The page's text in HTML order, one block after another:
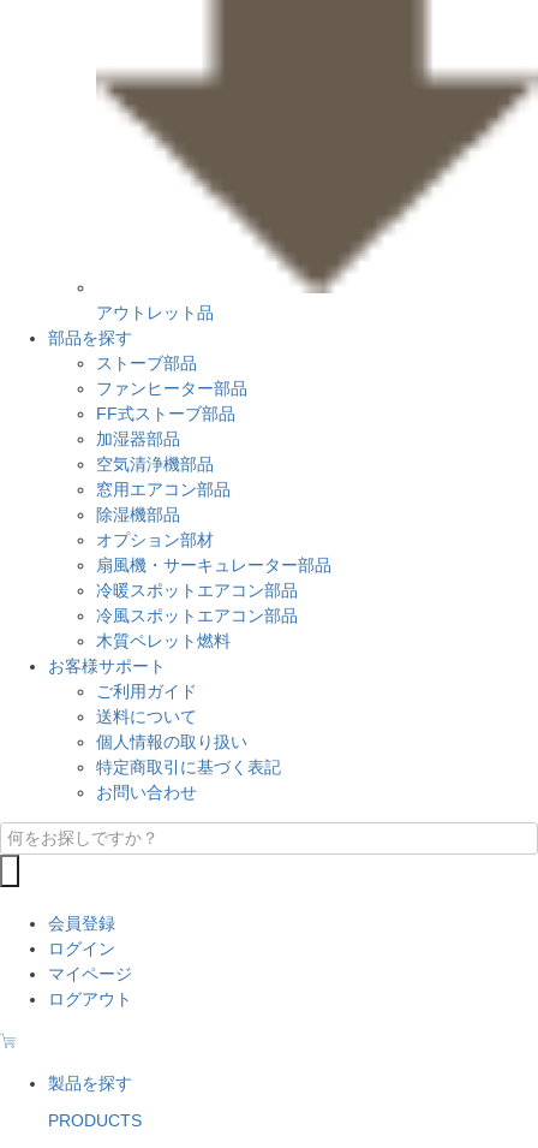
アウトレット品
部品を探す
ストーブ部品
ファンヒーター部品
FF式ストーブ部品
加湿器部品
空気清浄機部品
窓用エアコン部品
除湿機部品
オプション部材
扇風機・サーキュレーター部品
冷暖スポットエアコン部品
冷風スポットエアコン部品
木質ペレット燃料
お客様サポート
ご利用ガイド
送料について
個人情報の取り扱い
特定商取引に基づく表記
お問い合わせ
会員登録
ログイン
マイページ
ログアウト
製品を探す
PRODUCTS